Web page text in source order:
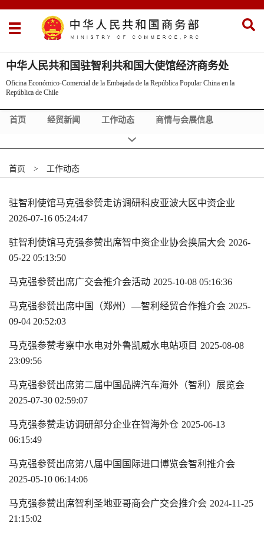
中华人民共和国驻智利共和国大使馆经济商务处
Oficina Económico-Comercial de la Embajada de la República Popular China en la
República de Chile
首页 经贸新闻 工作动态 商情与会展信息
Noticias de China
投资信息 Ferias y Exposiciones
首页 > 工作动态
驻智利使馆马克强参赞走访调研科皮亚波大区中资企业
2026-07-16 05:24:47
驻智利使馆马克强参赞出席智中资企业协会换届大会 2026-
05-22 05:13:50
马克强参赞出席广交会推介会活动 2025-10-08 05:16:36
马克强参赞出席中国（郑州）—智利经贸合作推介会 2025-
09-04 20:52:03
马克强参赞考察中水电对外鲁凯威水电站项目 2025-08-08
23:09:56
马克强参赞出席第二届中国品牌汽车海外（智利）展览会
2025-07-30 02:59:07
马克强参赞走访调研部分企业在智海外仓 2025-06-13
06:15:49
马克强参赞出席第八届中国国际进口博览会智利推介会
2025-05-10 06:14:06
马克强参赞出席智利圣地亚哥商会广交会推介会 2024-11-25
21:15:02